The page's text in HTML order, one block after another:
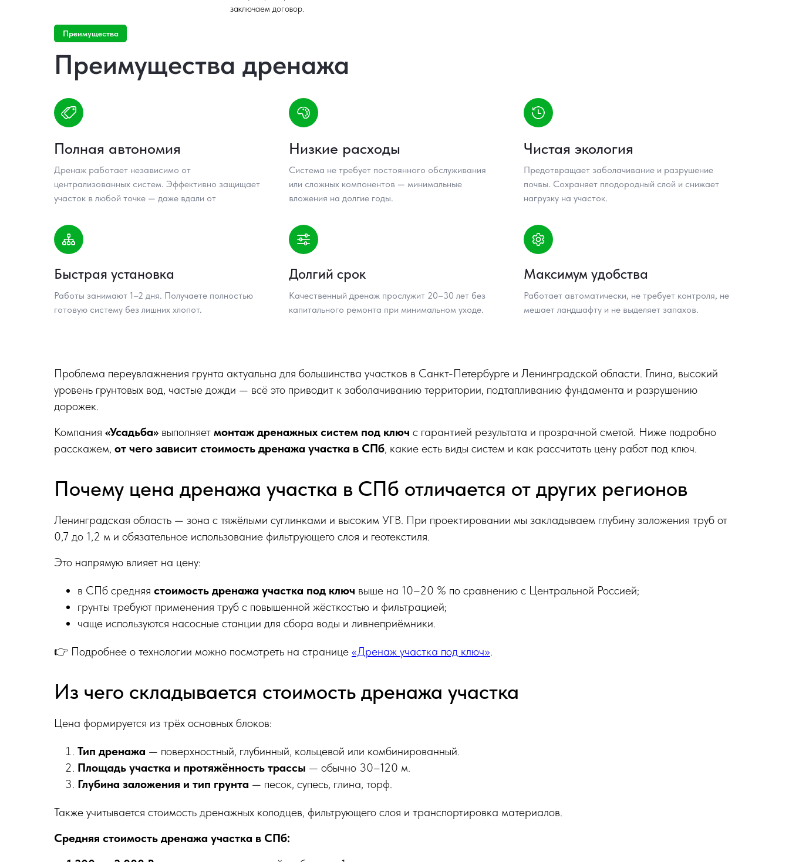
заключаем договор.
Преимущества дренажа
Преимущества
Полная автономия
Дренаж работает независимо от
централизованных систем. Эффективно защищает
участок в любой точке — даже вдали от
Низкие расходы
Система не требует постоянного обслуживания
или сложных компонентов — минимальные
вложения на долгие годы.
Чистая экология
Предотвращает заболачивание и разрушение
почвы. Сохраняет плодородный слой и снижает
нагрузку на участок.
Быстрая установка
Работы занимают 1–2 дня. Получаете полностью
готовую систему без лишних хлопот.
Долгий срок
Качественный дренаж прослужит 20–30 лет без
капитального ремонта при минимальном уходе.
Максимум удобства
Работает автоматически, не требует контроля, не
мешает ландшафту и не выделяет запахов.
Проблема переувлажнения грунта актуальна для большинства участков в Санкт-Петербурге и Ленинградской области. Глина, высокий
уровень грунтовых вод, частые дожди — всё это приводит к заболачиванию территории, подтапливанию фундамента и разрушению
дорожек.
Компания «Усадьба» выполняет монтаж дренажных систем под ключ с гарантией результата и прозрачной сметой. Ниже подробно
расскажем, от чего зависит стоимость дренажа участка в СПб, какие есть виды систем и как рассчитать цену работ под ключ.
Почему цена дренажа участка в СПб отличается от других регионов
Ленинградская область — зона с тяжёлыми суглинками и высоким УГВ. При проектировании мы закладываем глубину заложения труб от
0,7 до 1,2 м и обязательное использование фильтрующего слоя и геотекстиля.
Это напрямую влияет на цену:
в СПб средняя стоимость дренажа участка под ключ выше на 10–20 % по сравнению с Центральной Россией;
грунты требуют применения труб с повышенной жёсткостью и фильтрацией;
чаще используются насосные станции для сбора воды и ливнеприёмники.
👉 Подробнее о технологии можно посмотреть на странице «Дренаж участка под ключ».
Из чего складывается стоимость дренажа участка
Цена формируется из трёх основных блоков:
Тип дренажа — поверхностный, глубинный, кольцевой или комбинированный.
Площадь участка и протяжённость трассы — обычно 30–120 м.
Глубина заложения и тип грунта — песок, супесь, глина, торф.
Также учитывается стоимость дренажных колодцев, фильтрующего слоя и транспортировка материалов.
Средняя стоимость дренажа участка в СПб: